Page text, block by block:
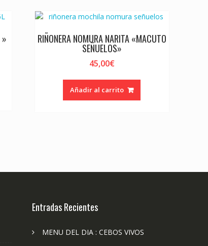
» RIÑONERA NOMURA NARITA «MACUTO
SEÑUELOS»
45,00€
Añadir al carrito
Entradas Recientes
MENU DEL DIA : CEBOS VIVOS